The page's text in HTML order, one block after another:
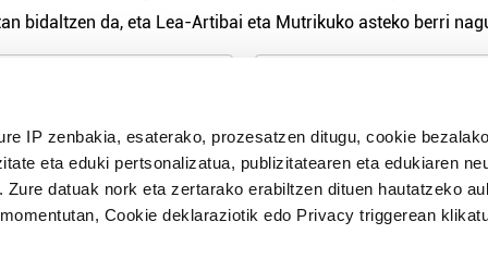
IP zenbakia, esaterako, prozesatzen ditugu, cookie
eta eduki pertsonalizatua, publizitatearen eta edukiaren
datuak nork eta zertarako erabiltzen dituen hautatzeko
Cookie deklaraziotik edo Privacy triggerean
bidaltzen da, eta Lea-Artibai eta Mutrikuko asteko berri